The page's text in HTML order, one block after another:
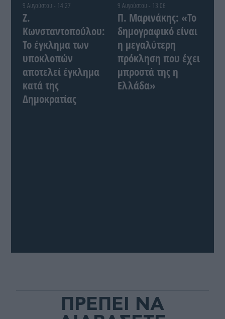
9 Αυγούστου - 14:27
Ζ.
Κωνσταντοπούλου:
Το έγκλημα των
υποκλοπών
αποτελεί έγκλημα
κατά της
Δημοκρατίας
9 Αυγούστου - 13:06
Π. Μαρινάκης: «Το
δημογραφικό είναι
η μεγαλύτερη
πρόκληση που έχει
μπροστά της η
Ελλάδα»
ΠΡΕΠΕΙ ΝΑ